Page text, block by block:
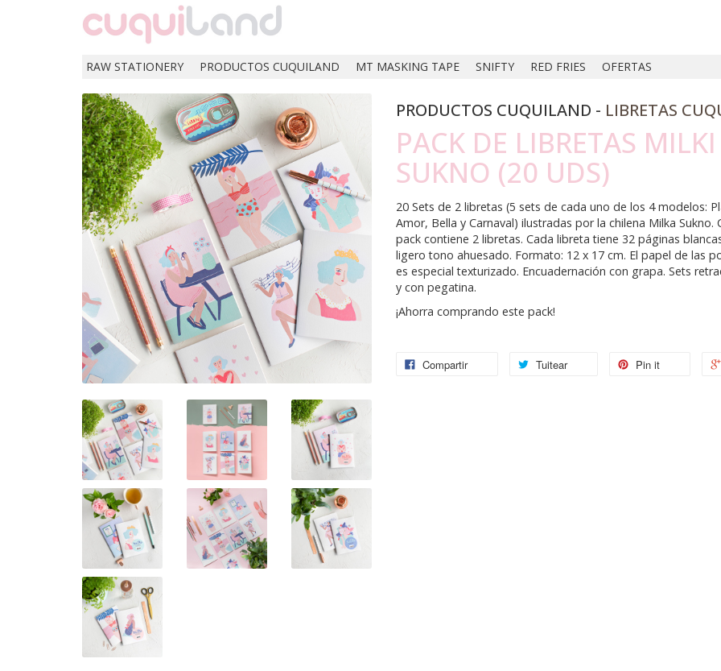
RAW STATIONERY PRODUCTOS CUQUILAND MT MASKING TAPE SNIFTY RED FRIES OFERTAS
PRODUCTOS CUQUILAND - LIBRETAS
PACK DE LIBRETAS MILKI
SUKNO (20 UDS)
20 Sets de 2 libretas (5 sets de cada uno de los 4 modelos:
Amor, Bella y Carnaval) ilustradas por la chilena Milka Sukno.
pack contiene 2 libretas. Cada libreta tiene 32 páginas
ligero tono ahuesado. Formato: 12 x 17 cm. El papel de las
es especial texturizado. Encuadernación con grapa. Sets
y con pegatina.
¡Ahorra comprando este pack!
Compartir Tuitear Pin it